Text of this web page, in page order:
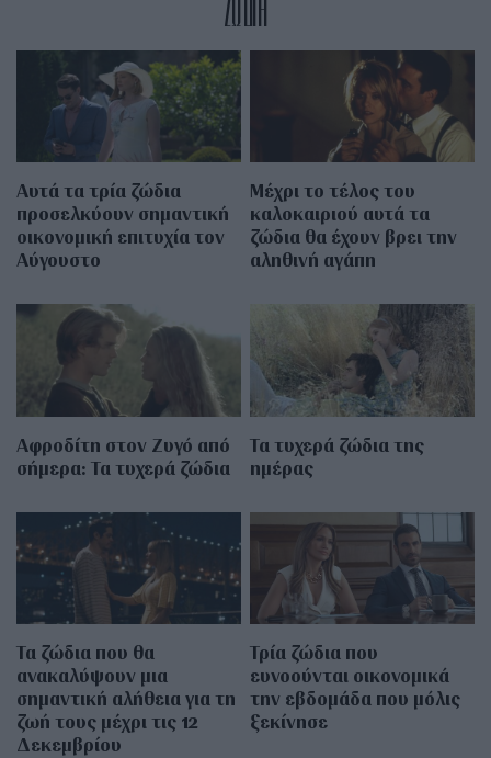
ZΩΔΙΑ
Αυτά τα τρία ζώδια
προσελκύουν σημαντική
οικονομική επιτυχία τον
Αύγουστο
Μέχρι το τέλος του
καλοκαιριού αυτά τα
ζώδια θα έχουν βρει την
αληθινή αγάπη
Αφροδίτη στον Ζυγό από
σήμερα: Τα τυχερά ζώδια
Τα τυχερά ζώδια της
ημέρας
Τα ζώδια που θα
ανακαλύψουν μια
σημαντική αλήθεια για τη
ζωή τους μέχρι τις 12
Δεκεμβρίου
Τρία ζώδια που
ευνοούνται οικονομικά
την εβδομάδα που μόλις
ξεκίνησε